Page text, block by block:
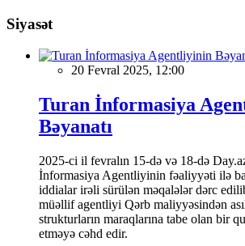
Siyasət
20 Fevral 2025, 12:00
Turan İnformasiya
Bəyanatı
2025-ci il fevralın 15-də və 18-də
İnformasiya Agentliyinin fəaliyyəti ilə
iddialar irəli sürülən məqalələr dərc
müəllif agentliyi Qərb maliyyəsindən
strukturların maraqlarına tabe olan bir
etməyə cəhd edir.